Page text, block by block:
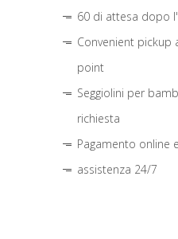
60 di attesa dopo
Convenient pickup
point
Seggiolini per
richiesta
Pagamento online
assistenza 24/7